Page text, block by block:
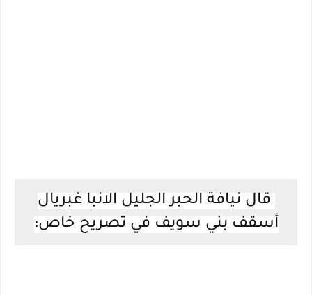
قال نيافة الحبر الجليل الانبا غبريال
أسقف بني سويف في تصريح خاص: